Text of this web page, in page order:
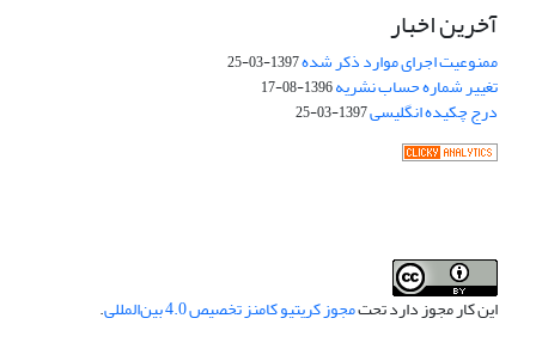
آخرین اخبار
ممنوعیت اجرای موارد ذکر شده1397-03-25
تغییر شماره حساب نشریه1396-08-17
درج چکیده انگلیسی1397-03-25
این کار مجوز دارد تحتمجوز کریتیو کامنز تخصیص 4.0 بین‌المللی .